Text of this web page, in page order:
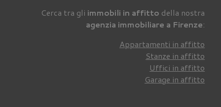
Cerca tra gli immobili in affitto della nostra
agenzia immobiliare a Firenze:
Appartamenti in affitto
Stanze in affitto
Uffici in affitto
Garage in affitto